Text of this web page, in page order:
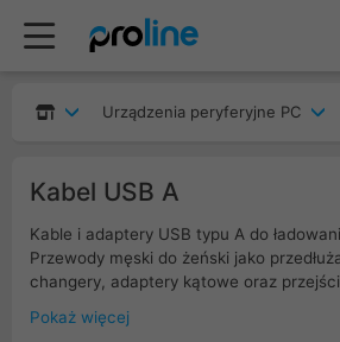
Urządzenia peryferyjne PC
Kabel USB A
Kable i adaptery USB typu A do
Przewody męski do żeński jako
changery, adaptery kątowe oraz
USB 3.2 Gen 1 5 Gb/s (wybrane 10 Gb/
Pokaż więcej